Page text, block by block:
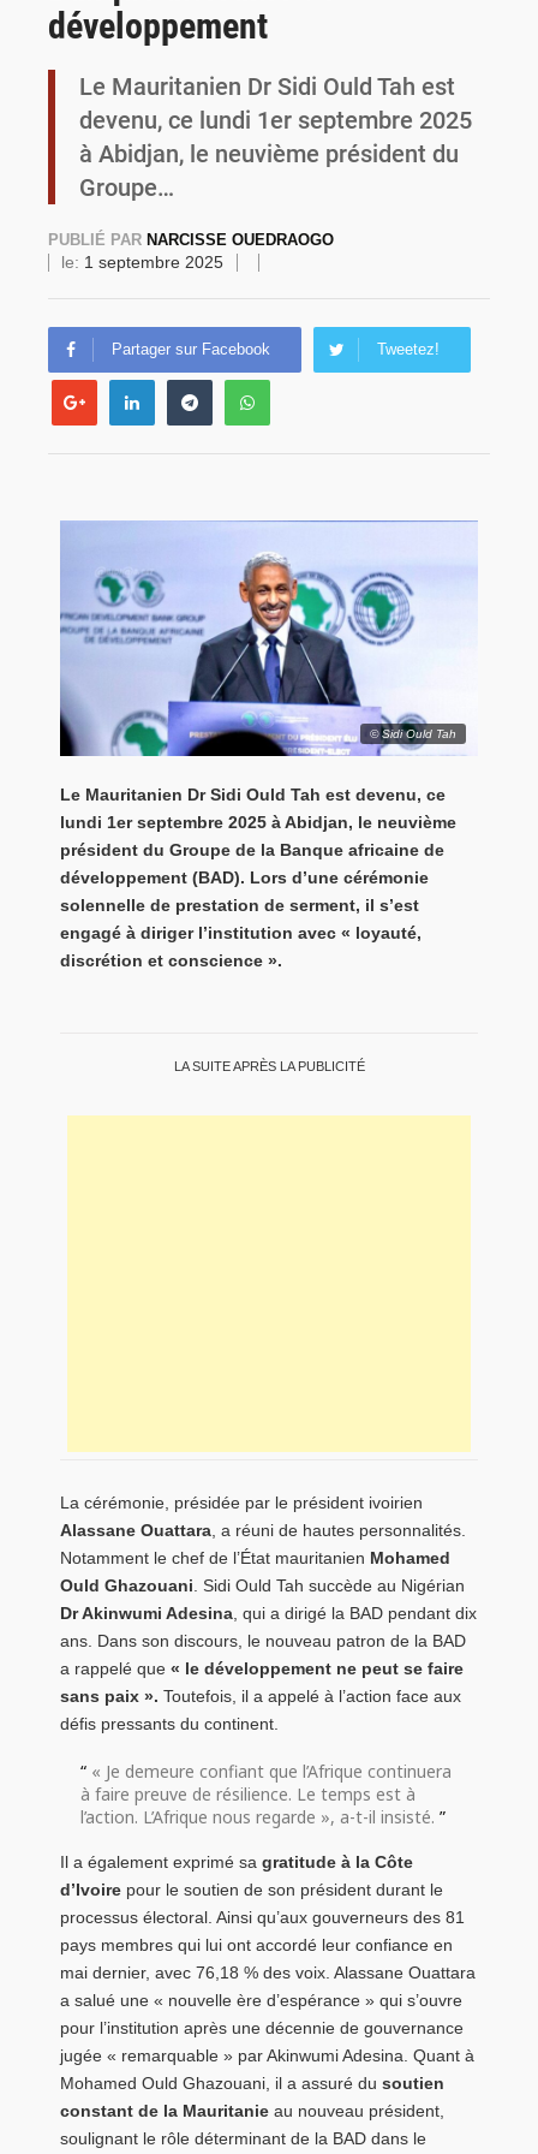
développement
Le Mauritanien Dr Sidi Ould Tah est
devenu, ce lundi 1er septembre 2025
à Abidjan, le neuvième président du
Groupe…
PUBLIÉ PAR NARCISSE OUEDRAOGO
le: 1 septembre 2025
Partager sur Facebook Tweetez!
© Sidi Ould Tah
Le Mauritanien Dr Sidi Ould Tah est devenu, ce
lundi 1er septembre 2025 à Abidjan, le neuvième
président du Groupe de la Banque africaine de
développement (BAD). Lors d’une cérémonie
solennelle de prestation de serment, il s’est
engagé à diriger l’institution avec « loyauté,
discrétion et conscience ».
LA SUITE APRÈS LA PUBLICITÉ
La cérémonie, présidée par le président ivoirien
Alassane Ouattara, a réuni de hautes personnalités.
Notamment le chef de l’État mauritanien Mohamed
Ould Ghazouani. Sidi Ould Tah succède au Nigérian
Dr Akinwumi Adesina, qui a dirigé la BAD pendant dix
ans. Dans son discours, le nouveau patron de la BAD
a rappelé que « le développement ne peut se faire
sans paix ». Toutefois, il a appelé à l’action face aux
défis pressants du continent.
« Je demeure confiant que l’Afrique continuera
à faire preuve de résilience. Le temps est à
l’action. L’Afrique nous regarde », a-t-il insisté.
Il a également exprimé sa gratitude à la Côte
d’Ivoire pour le soutien de son président durant le
processus électoral. Ainsi qu’aux gouverneurs des 81
pays membres qui lui ont accordé leur confiance en
mai dernier, avec 76,18 % des voix. Alassane Ouattara
a salué une « nouvelle ère d’espérance » qui s’ouvre
pour l’institution après une décennie de gouvernance
jugée « remarquable » par Akinwumi Adesina. Quant à
Mohamed Ould Ghazouani, il a assuré du soutien
constant de la Mauritanie au nouveau président,
soulignant le rôle déterminant de la BAD dans le